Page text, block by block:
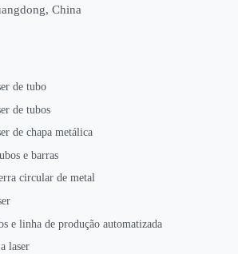
China
de tubo
de tubos
de chapa metálica
e barras
circular de metal
e linha de produção automatizada
laser